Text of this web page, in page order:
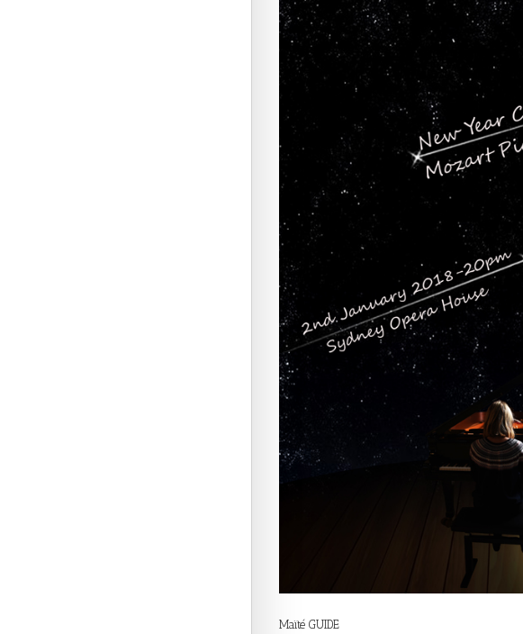
Maïté GUIDE